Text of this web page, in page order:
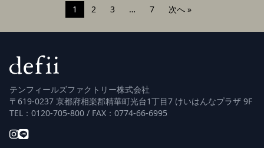
1 2 3 … 7 次へ »
テンフィールズファクトリー株式会社
〒619-0237 京都府相楽郡精華町光台1丁目7 けいはんなプラザ 9F
TEL：0120-705-800 / FAX：0774-66-6995